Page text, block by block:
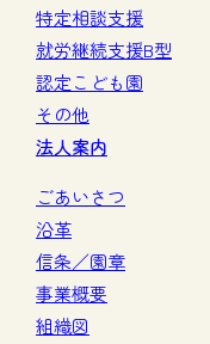
特定相談支援
就労継続支援B型
認定こども園
その他
法人案内
ごあいさつ
沿革
信条／園章
事業概要
組織図